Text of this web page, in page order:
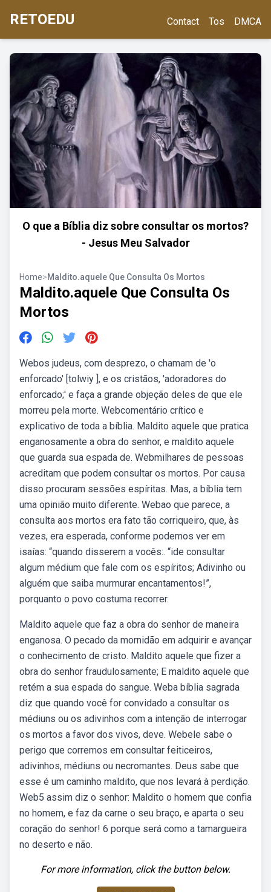
RETOEDU Contact Tos DMCA
O que a Bíblia diz sobre consultar os mortos?
- Jesus Meu Salvador
Home>Maldito.aquele Que Consulta Os Mortos
Maldito.aquele Que Consulta Os
Mortos
Webos judeus, com desprezo, o chamam de 'o
enforcado' [tolwiy ], e os cristãos, 'adoradores do
enforcado;' e faça a grande objeção deles de que ele
morreu pela morte. Webcomentário crítico e
explicativo de toda a bíblia. Maldito aquele que pratica
enganosamente a obra do senhor, e maldito aquele
que guarda sua espada de. Webmilhares de pessoas
acreditam que podem consultar os mortos. Por causa
disso procuram sessões espíritas. Mas, a bíblia tem
uma opinião muito diferente. Webao que parece, a
consulta aos mortos era fato tão corriqueiro, que, às
vezes, era esperada, conforme podemos ver em
isaías: “quando disserem a vocês:. “ide consultar
algum médium que fale com os espíritos; Adivinho ou
alguém que saiba murmurar encantamentos!”,
porquanto o povo costuma recorrer.
Maldito aquele que faz a obra do senhor de maneira
enganosa. O pecado da mornidão em adquirir e avançar
o conhecimento de cristo. Maldito aquele que fizer a
obra do senhor fraudulosamente; E maldito aquele que
retém a sua espada do sangue. Weba bíblia sagrada
diz que quando você for convidado a consultar os
médiuns ou os adivinhos com a intenção de interrogar
os mortos a favor dos vivos, deve. Webele sabe o
perigo que corremos em consultar feiticeiros,
adivinhos, médiuns ou necromantes. Deus sabe que
esse é um caminho maldito, que nos levará à perdição.
Web5 assim diz o senhor: Maldito o homem que confia
no homem, e faz da carne o seu braço, e aparta o seu
coração do senhor! 6 porque será como a tamargueira
no deserto e não.
For more information, click the button below.